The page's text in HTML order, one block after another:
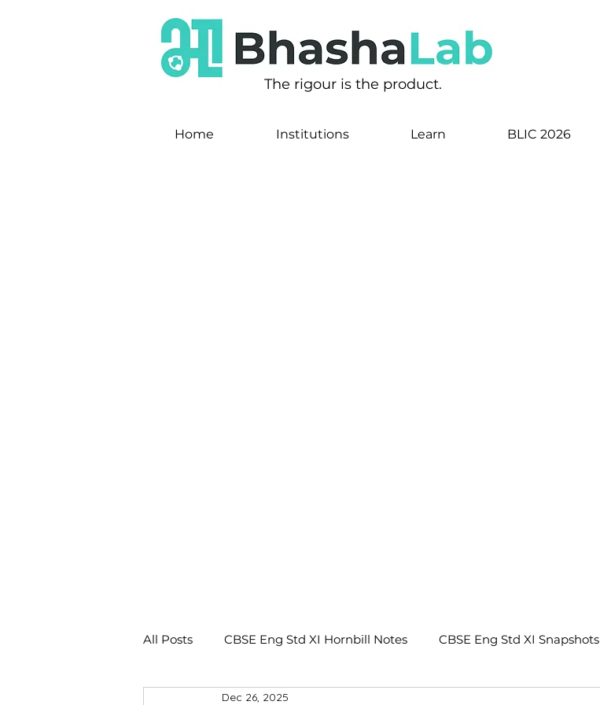
The rigour is the product.
Home Institutions Learn BLIC 2026
All Posts CBSE Eng Std XI Hornbill Notes CBSE Eng Std XI Snapshots
Dec 26, 2025